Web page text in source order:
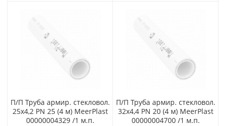
П/П Труба армир. стекловол.
25х4,2 PN 25 (4 м) MeerPlast
00000004329 /1 м.п.
П/П Труба армир. стекловол.
32х4,4 PN 20 (4 м) MeerPlast
00000004700 /1 м.п.